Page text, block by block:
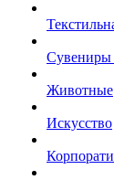
Сувениры
Животные
Искусство